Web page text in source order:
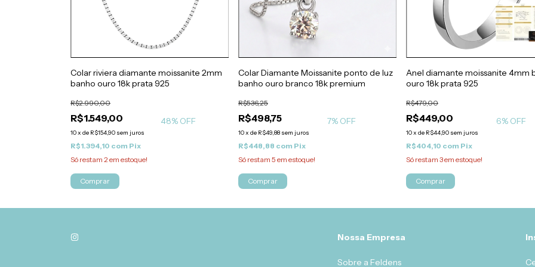
Colar riviera diamante moissanite 2mm
banho ouro 18k prata 925
R$1.549,00
R$2.990,00
48% OFF
10x de R$154,90 sem juros
R$1.394,10 com Pix
Só restam 2em estoque!
Comprar
Colar Diamante Moissanite ponto de luz
banho ouro branco 18k premium
R$498,75
R$536,25
7% OFF
10x de R$49,88 sem juros
R$448,88 com Pix
Só restam 5 em estoque!
Comprar
Anel diamante moissanite 4mm
ouro 18k prata 925
R$449,00
R$479,00
6% OFF
10x de R$44,90 sem juros
R$404,10 com Pix
Só restam 3em estoque!
Comprar
Nossa Empresa
Sobre a Feldens